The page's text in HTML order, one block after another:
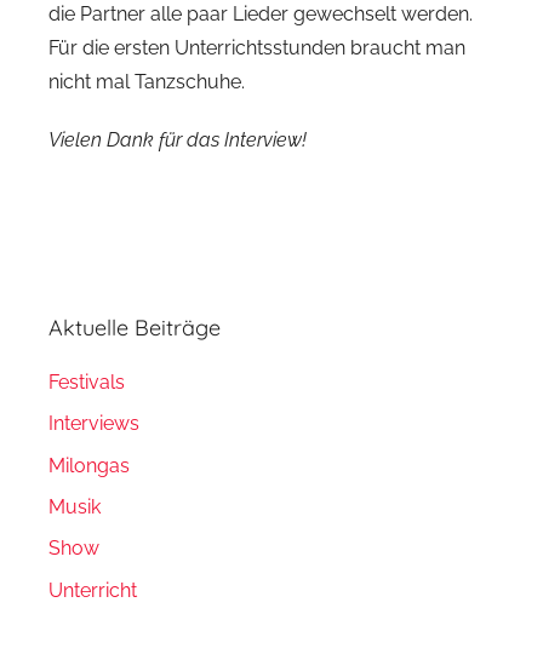
die Partner alle paar Lieder gewechselt werden.
Für die ersten Unterrichtsstunden braucht man
nicht mal Tanzschuhe.
Vielen Dank für das Interview!
Aktuelle Beiträge
Festivals
Interviews
Milongas
Musik
Show
Unterricht